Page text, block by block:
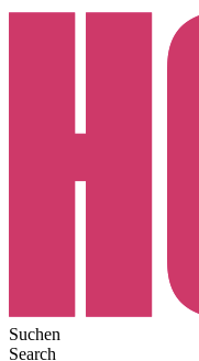
Suchen
Search